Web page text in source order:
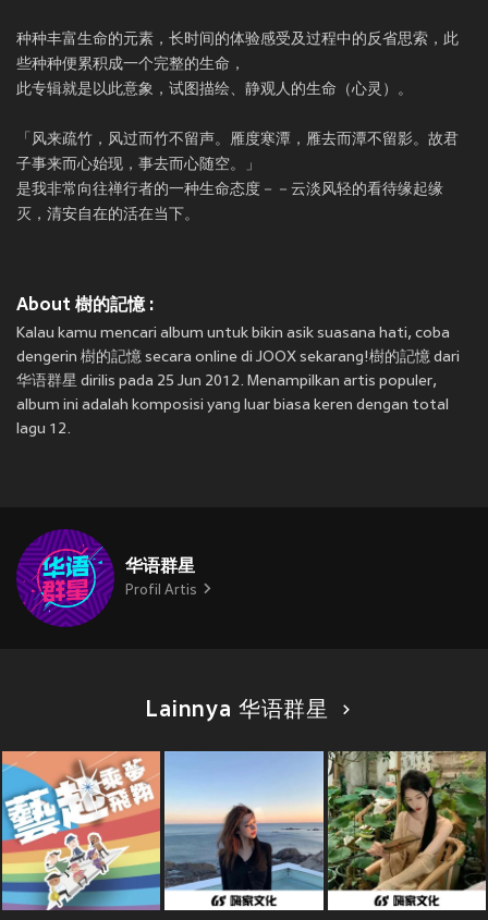
种种丰富生命的元素，长时间的体验感受及过程中的反省思索，此
些种种便累积成一个完整的生命，
此专辑就是以此意象，试图描绘、静观人的生命（心灵）。
「风来疏竹，风过而竹不留声。雁度寒潭，雁去而潭不留影。故君
子事来而心始现，事去而心随空。」
是我非常向往禅行者的一种生命态度－－云淡风轻的看待缘起缘
灭，清安自在的活在当下。
About 樹的記憶 :
Kalau kamu mencari album untuk bikin asik suasana hati, coba
dengerin 樹的記憶 secara online di JOOX sekarang!樹的記憶 dari
华语群星 dirilis pada 25 Jun 2012. Menampilkan artis populer,
album ini adalah komposisi yang luar biasa keren dengan total
lagu 12.
华语群星
Profil Artis
Lainnya 华语群星